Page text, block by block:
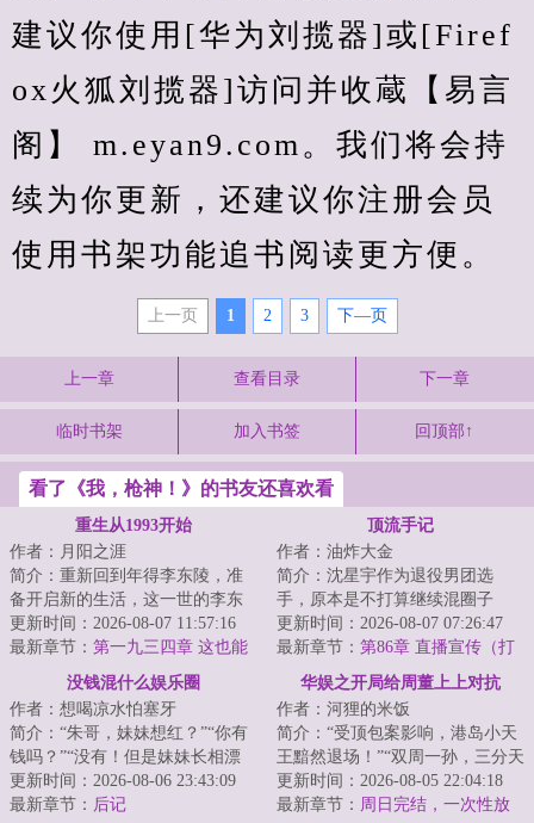
建议你使用[华为刘揽器]或[Firef
ox火狐刘揽器]访问并收蔵【易言
阁】 m.eyan9.com。我们将会持
续为你更新，还建议你注册会员
使用书架功能追书阅读更方便。
上一页 1 2 3 下—页
上一章 查看目录 下一章
临时书架 加入书签 回顶部↑
看了《我，枪神！》的书友还喜欢看
重生从1993开始
作者：月阳之涯
简介：重新回到年得李东陵，准
备开启新的生活，这一世的李东
陵，决定过好自己的生活，也要
做自己想做的事...
更新时间：2026-08-07 11:57:16
最新章节： 第一九三四章 这也能
翻盘？！
顶流手记
作者：油炸大金
简介：沈星宇作为退役男团选
手，原本是不打算继续混圈子
了…怎么也没想到原本打算捞一
笔就走的综艺节目居...
更新时间：2026-08-07 07:26:47
最新章节： 第86章 直播宣传（打
赏加更7/18）
没钱混什么娱乐圈
作者：想喝凉水怕塞牙
简介：“朱哥，妹妹想红？”“你有
钱吗？”“没有！但是妹妹长相漂
亮，这天仙般的脸蛋，这傲人的
大长腿，...
更新时间：2026-08-06 23:43:09
最新章节： 后记
华娱之开局给周董上上对抗
作者：河狸的米饭
简介：“受顶包案影响，港岛小天
王黯然退场！”“双周一孙，三分天
下，华语乐坛新势力！”“新时代华
语乐...
更新时间：2026-08-05 22:04:18
最新章节： 周日完结，一次性放